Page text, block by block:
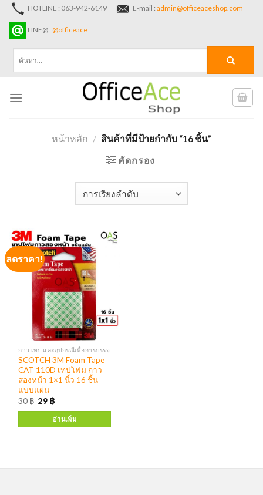
Skip
content
HOTLINE : 063-942-6149 E-mail : admin@officeaceshop.com
LINE@ : @officeace
หน้าหลัก / สินค้าที่มีป้ายกำกับ “16 ชิ้น”
คัดกรอง
ลดราคา!
กาว เทป และอุปกรณืเพื่อการบรรจุ
SCOTCH 3M Foam Tape
CAT 110D เทปโฟม กาว
สองหน้า 1×1 นิ้ว 16 ชิ้น
แบบแผ่น
30฿ 29 ฿
อ่านเพิ่ม